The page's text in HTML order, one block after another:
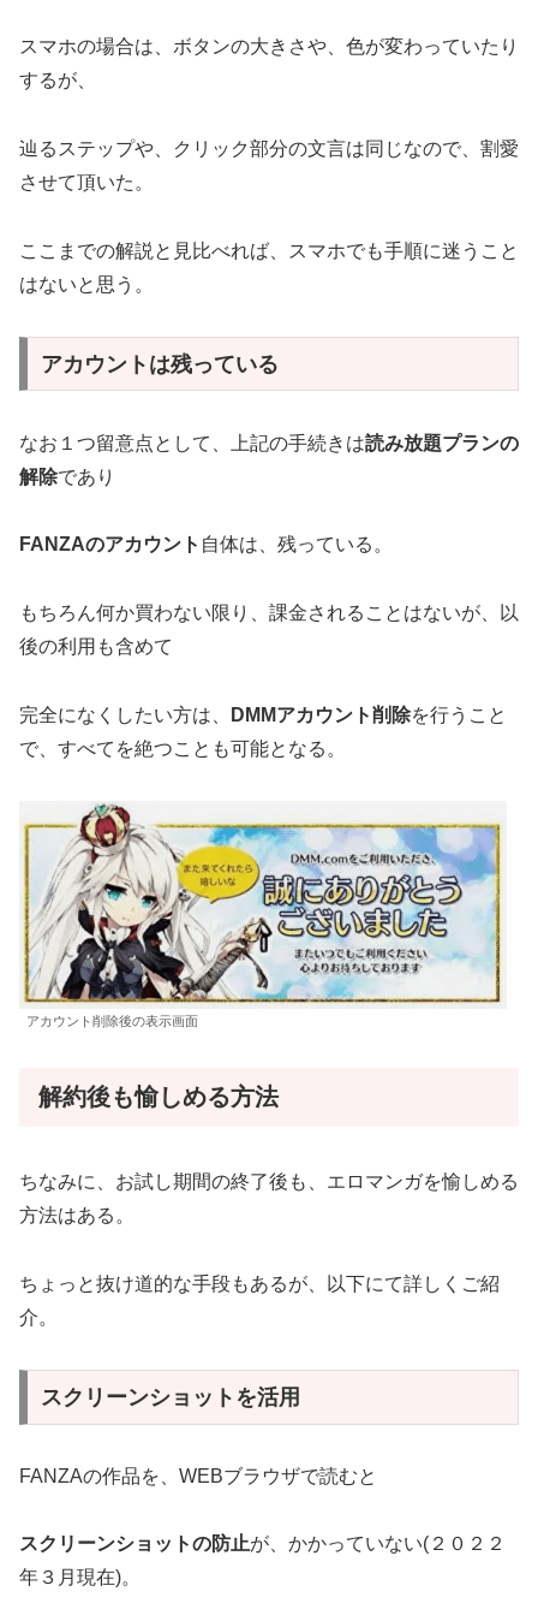
スマホの場合は、ボタンの大きさや、色が変わっていたり
するが、
辿るステップや、クリック部分の文言は同じなので、割愛
させて頂いた。
ここまでの解説と見比べれば、スマホでも手順に迷うこと
はないと思う。
アカウントは残っている
なお１つ留意点として、上記の手続きは読み放題プランの
解除であり
FANZAのアカウント 自体は、残っている。
もちろん何か買わない限り、課金されることはないが、以
後の利用も含めて
完全になくしたい方は、 DMMアカウント削除を行うこと
で、すべてを絶つことも可能となる。
アカウント削除後の表示画面
解約後も愉しめる方法
ちなみに、お試し期間の終了後も、エロマンガを愉しめる
方法はある。
ちょっと抜け道的な手段もあるが、以下にて詳しくご紹
介。
スクリーンショットを活用
FANZAの作品を、WEBブラウザで読むと
スクリーンショットの防止が、かかっていない(２０２２
年３月現在)。